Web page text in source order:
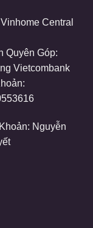
Central
Quyên Góp:
Vietcombank
Nguyễn